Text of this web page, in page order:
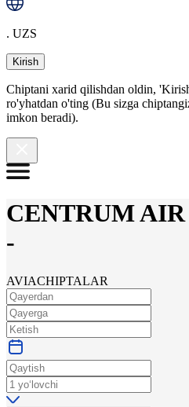
. UZS
Kirish
Chiptani xarid qilishdan oldin,
ro'yhatdan o'ting (Bu sizga
imkon beradi).
CENTRUM
-
AVIACHIPTALAR